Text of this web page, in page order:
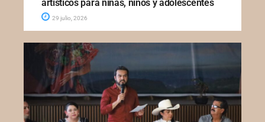
artísticos para niñas, niños y adolescentes
29 julio, 2026